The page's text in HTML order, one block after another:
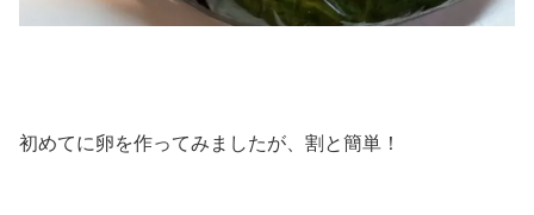
初めてに卵を作ってみましたが、割と簡単！